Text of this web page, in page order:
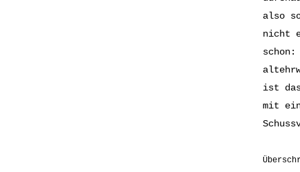
also
nicht
ist
mit